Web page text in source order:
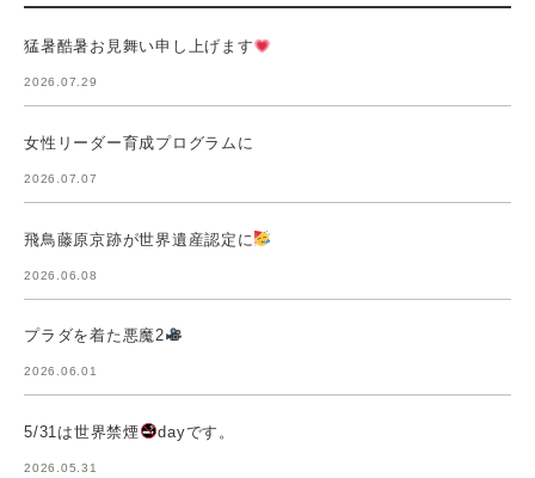
猛暑酷暑お見舞い申し上げます
2026.07.29
女性リーダー育成プログラムに
2026.07.07
飛鳥藤原京跡が世界遺産認定に
2026.06.08
プラダを着た悪魔2
2026.06.01
5/31は世界禁煙 dayです。
2026.05.31